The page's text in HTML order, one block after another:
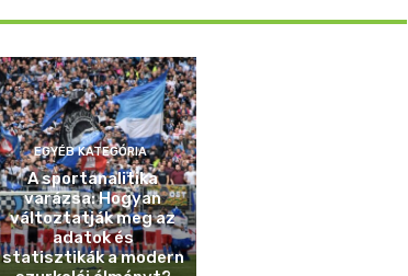
EGYÉB KATEGÓRIA
A sportanalitika
varázsa: Hogyan
változtatják meg az
adatok és
statisztikák a modern